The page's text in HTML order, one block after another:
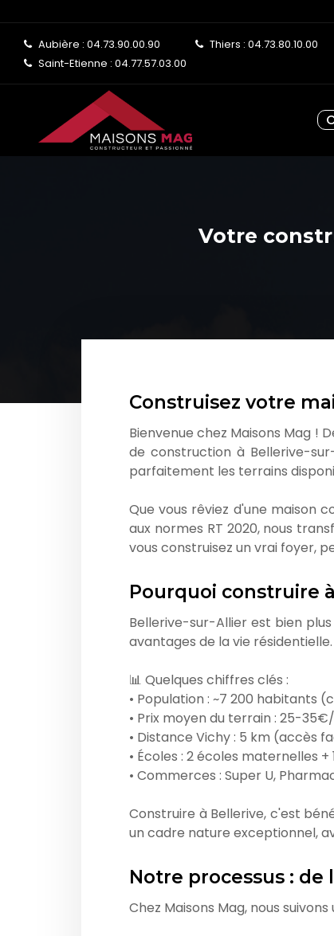
Aubière : 04.73.90.00.90 Thiers : 04.73.80.10.00
Saint-Etienne : 04.77.57.03.00
Votre
Construisez votre
Bienvenue chez Maisons Mag !
de construction à Bellerive-
parfaitement les terrains
Que vous rêviez d'une maison
aux normes RT 2020, nous
vous construisez un vrai foyer,
Pourquoi construire
Bellerive-sur-Allier est bien
avantages de la vie résidentielle.
📊 Quelques chiffres clés :
• Population : ~7 200 habitants
• Prix moyen du terrain : 25-
• Distance Vichy : 5 km (accès
• Écoles : 2 écoles maternelles
• Commerces : Super U,
Construire à Bellerive, c'est
un cadre nature exceptionnel,
Notre processus : de
Chez Maisons Mag, nous